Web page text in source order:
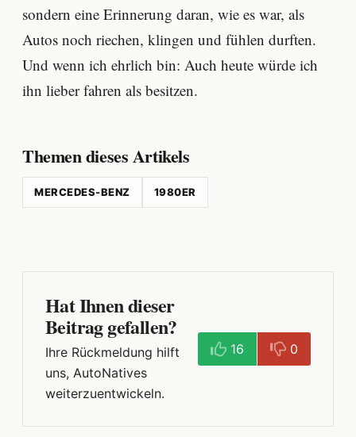
sondern eine Erinnerung daran, wie es war, als
Autos noch riechen, klingen und fühlen durften.
Und wenn ich ehrlich bin: Auch heute würde ich
ihn lieber fahren als besitzen.
Themen dieses Artikels
MERCEDES-BENZ 1980ER
Hat Ihnen dieser
Beitrag gefallen?
Ihre Rückmeldung hilft
uns, AutoNatives
weiterzuentwickeln.
16 0